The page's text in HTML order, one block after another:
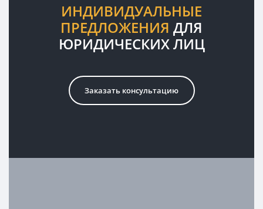
ИНДИВИДУАЛЬНЫЕ
ПРЕДЛОЖЕНИЯ ДЛЯ
ЮРИДИЧЕСКИХ ЛИЦ
Заказать консультацию